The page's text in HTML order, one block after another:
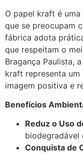
O papel kraft é
que se preocupam
fábrica adota
que respeitam o
Bragança Paulista,
kraft representa
imagem positiva e
Benefícios
Reduz o Uso
biodegradável
Conquista de